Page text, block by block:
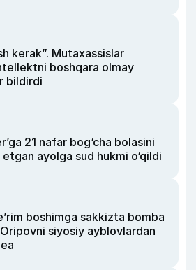
kerak”. Mutaxassislar
boshqara olmay
bildirdi
21 nafar bog‘cha bolasini
ayolga sud hukmi o‘qildi
boshimga sakkizta bomba
Oripovni siyosiy ayblovlardan